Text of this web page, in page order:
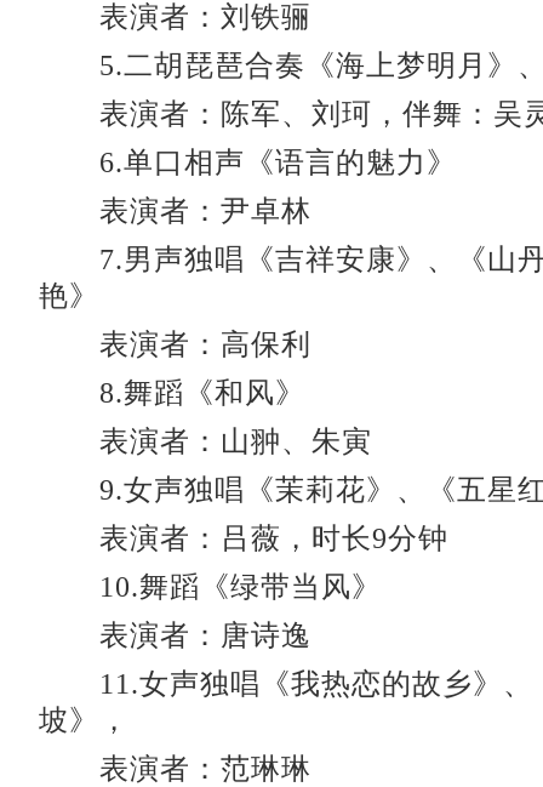
表演者：刘铁骊
5.二胡琵琶合奏《海上梦明月》
表演者：陈军、刘珂，伴舞：吴
6.单口相声《语言的魅力》
表演者：尹卓林
7.男声独唱《吉祥安康》、《山
艳》
表演者：高保利
8.舞蹈《和风》
表演者：山翀、朱寅
9.女声独唱《茉莉花》、《五星
表演者：吕薇，时长9分钟
10.舞蹈《绿带当风》
表演者：唐诗逸
11.女声独唱《我热恋的故乡》、
坡》，
表演者：范琳琳